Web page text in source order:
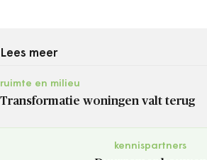
Lees meer
ruimte en milieu
Transformatie woningen valt terug
kennispartners